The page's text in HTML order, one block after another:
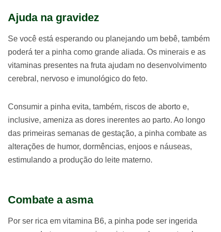
Ajuda na gravidez
Se você está esperando ou planejando um bebê, também
poderá ter a pinha como grande aliada. Os minerais e as
vitaminas presentes na fruta ajudam no desenvolvimento
cerebral, nervoso e imunológico do feto.
Consumir a pinha evita, também, riscos de aborto e,
inclusive, ameniza as dores inerentes ao parto. Ao longo
das primeiras semanas de gestação, a pinha combate as
alterações de humor, dormências, enjoos e náuseas,
estimulando a produção do leite materno.
Combate a asma
Por ser rica em vitamina B6, a pinha pode ser ingerida